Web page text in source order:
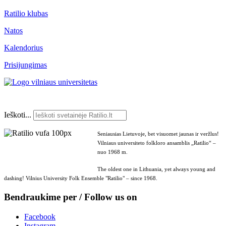
Ratilio klubas
Natos
Kalendorius
Prisijungimas
Ieškoti...
Seniausias Lietuvoje, bet visuomet jaunas ir veržlus!
Vilniaus universiteto folkloro ansamblis „Ratilio“ –
nuo 1968 m.
The oldest one in Lithuania, yet always young and
dashing! Vilnius University Folk Ensemble "Ratilio" – since 1968.
Bendraukime per / Follow us on
Facebook